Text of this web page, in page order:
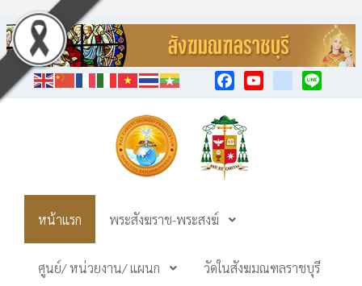
หน้าแรก พระสังฆราช-พระสงฆ์
ศูนย์/ หน่วยงาน/ แผนก วัดในสังฆมณฑลราชบุรี